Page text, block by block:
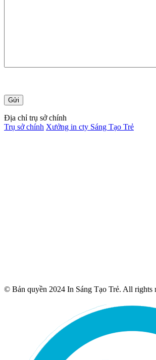
Địa chỉ trụ sở chính
Trụ sở chính Xưởng in cty Sáng Tạo Trẻ
© Bản quyền 2024 In Sáng Tạo Trẻ. All rights